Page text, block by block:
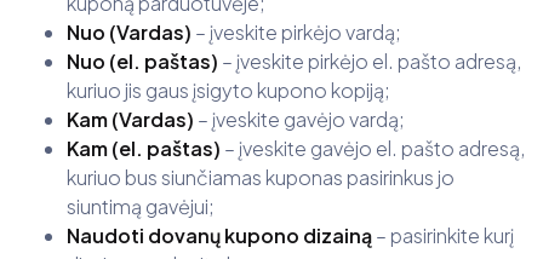
Nuo (Vardas) – įveskite pirkėjo vardą;
Nuo (el. paštas) – įveskite pirkėjo el. pašto adresą,
kuriuo jis gaus įsigyto kupono kopiją;
Kam (Vardas) – įveskite gavėjo vardą;
Kam (el. paštas) – įveskite gavėjo el. pašto adresą,
kuriuo bus siunčiamas kuponas pasirinkus jo
siuntimą gavėjui;
Naudoti dovanų kupono dizainą– pasirinkite kurį